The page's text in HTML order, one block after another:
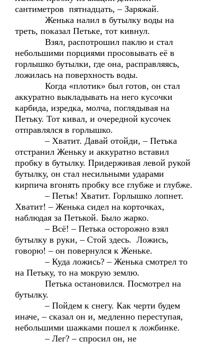
сантиметров пятнадцать, – Заряжай.
Женька налил в бутылку воды на
треть, показал Петьке, тот кивнул.
Взял, распотрошил паклю и стал
небольшими порциями просовывать её в
горлышко бутылки, где она, расправляясь,
ложилась на поверхность воды.
Когда «плотик» был готов, он стал
аккуратно выкладывать на него кусочки
карбида, изредка, молча, поглядывая на
Петьку. Тот кивал, и очередной кусочек
отправлялся в горлышко.
– Хватит. Давай отойди, – Петька
отстранил Женьку и аккуратно вставил
пробку в бутылку. Придерживая левой рукой
бутылку, он стал несильными ударами
кирпича вгонять пробку все глубже и глубже.
– Петьк! Хватит. Горлышко лопнет.
Хватит! – Женька сидел на корточках,
наблюдая за Петькой. Было жарко.
– Всё! – Петька осторожно взял
бутылку в руки, – Стой здесь. Ложись,
говорю! – он повернулся к Женьке.
– Куда ложись? – Женька смотрел то
на Петьку, то на мокрую землю.
Петька остановился. Посмотрел на
бутылку.
– Пойдем к снегу. Как черти будем
иначе, – сказал он и, медленно переступая,
небольшими шажками пошел к ложбинке.
– Лег? – спросил он, не